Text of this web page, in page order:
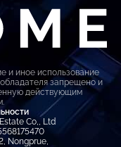
и иное использование
запрещено и
действующим
Co,, Ltd
Nongprue,